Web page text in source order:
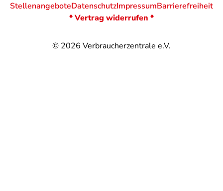
© 2026 Verbraucherzentrale e.V.
StellenangeboteDatenschutzImpressumBarrierefreiheit
* Vertrag widerrufen *